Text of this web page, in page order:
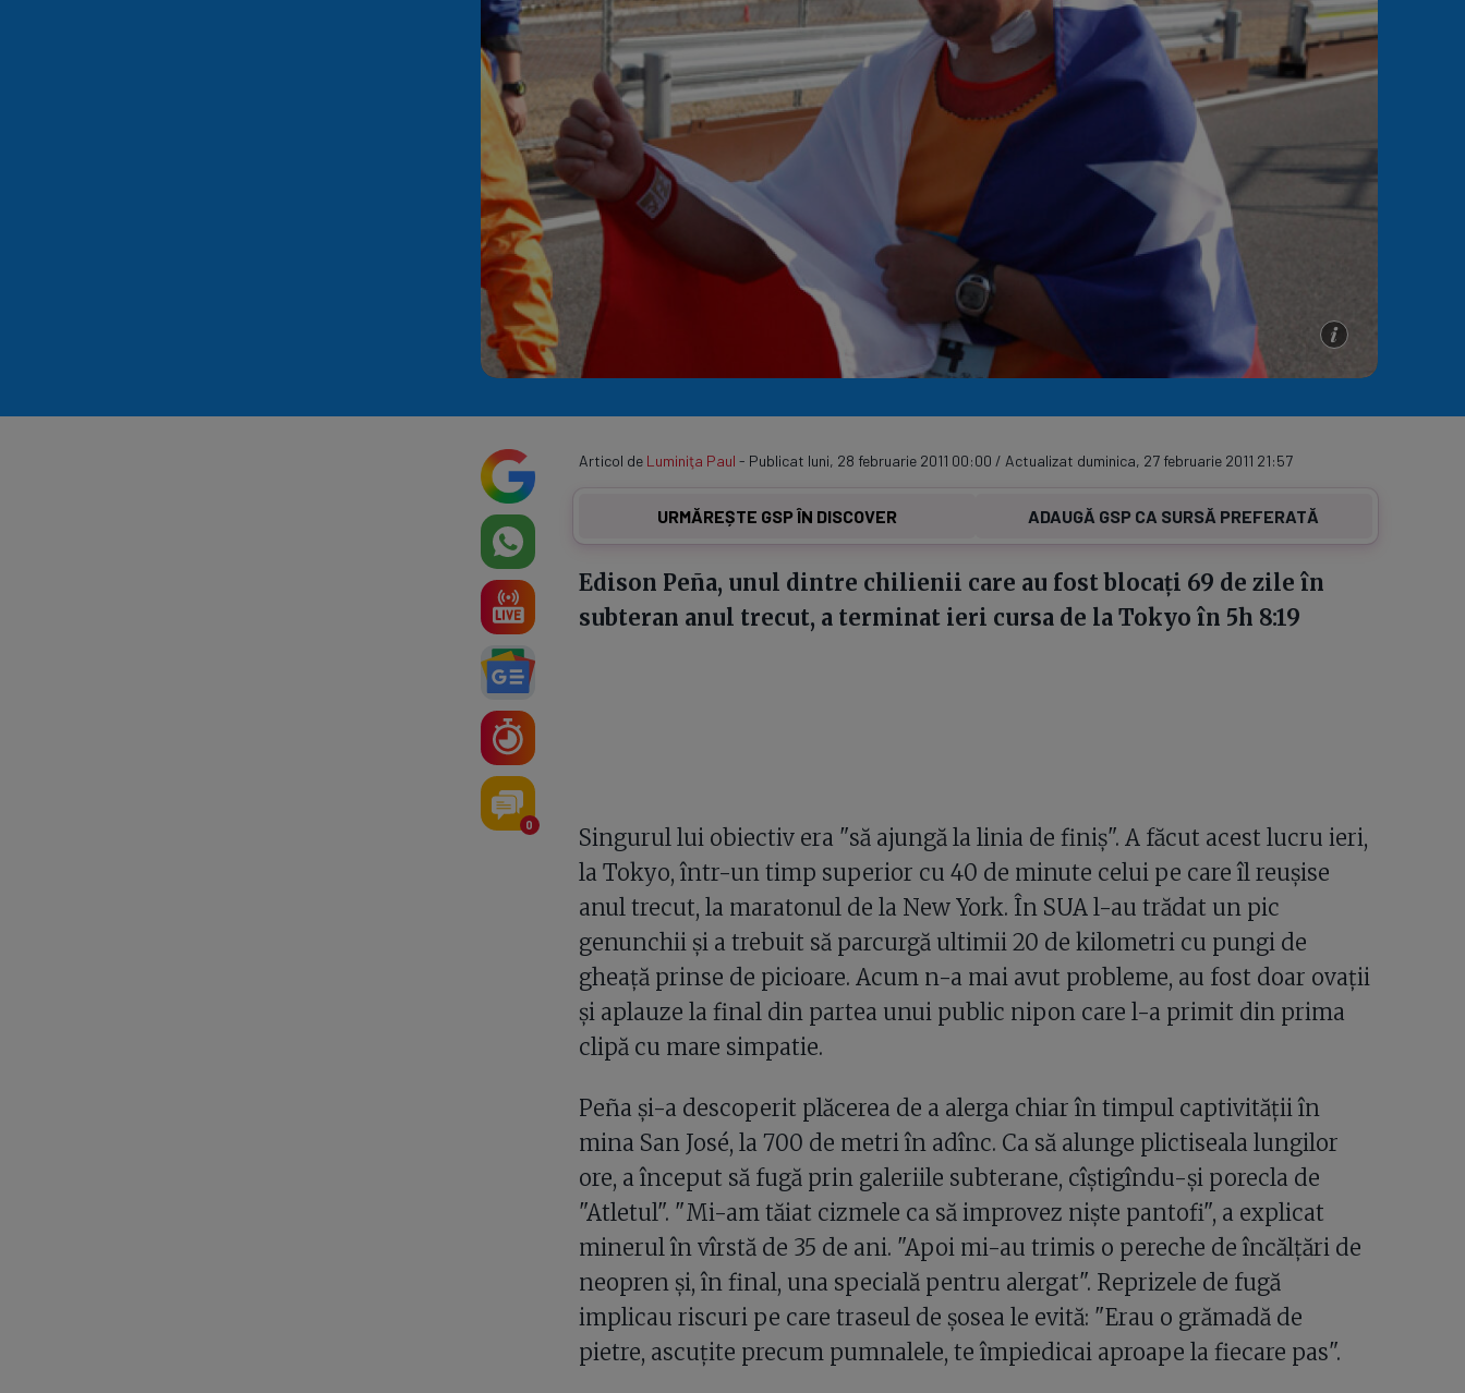
Serie A
Echipe Meciuri Clasament
Program TV
0
Articol de Luminiţa Paul - Publicat luni, 28 februarie 2011 00:00 / Actualizat duminica, 27 februarie 2011 21:57
URMĂREȘTE GSP ÎN DISCOVER ADAUGĂ GSP CA SURSĂ PREFERATĂ
Edison Peña, unul dintre chilienii care au fost blocaţi 69 de zile în
subteran anul trecut, a terminat ieri cursa de la Tokyo în 5h 8:19
Singurul lui obiectiv era "să ajungă la linia de finiş". A făcut acest lucru ieri,
la Tokyo, într-un timp superior cu 40 de minute celui pe care îl reuşise
anul trecut, la maratonul de la New York. În SUA l-au trădat un pic
genunchii şi a trebuit să parcurgă ultimii 20 de kilometri cu pungi de
gheaţă prinse de picioare. Acum n-a mai avut probleme, au fost doar ovaţii
şi aplauze la final din partea unui public nipon care l-a primit din prima
clipă cu mare simpatie.
Peña şi-a descoperit plăcerea de a alerga chiar în timpul captivităţii în
mina San José, la 700 de metri în adînc. Ca să alunge plictiseala lungilor
ore, a început să fugă prin galeriile subterane, cîştigîndu-şi porecla de
"Atletul". "Mi-am tăiat cizmele ca să improvez nişte pantofi", a explicat
minerul în vîrstă de 35 de ani. "Apoi mi-au trimis o pereche de încălţări de
neopren şi, în final, una specială pentru alergat". Reprizele de fugă
implicau riscuri pe care traseul de şosea le evită: "Erau o grămadă de
pietre, ascuţite precum pumnalele, te împiedicai aproape la fiecare pas".